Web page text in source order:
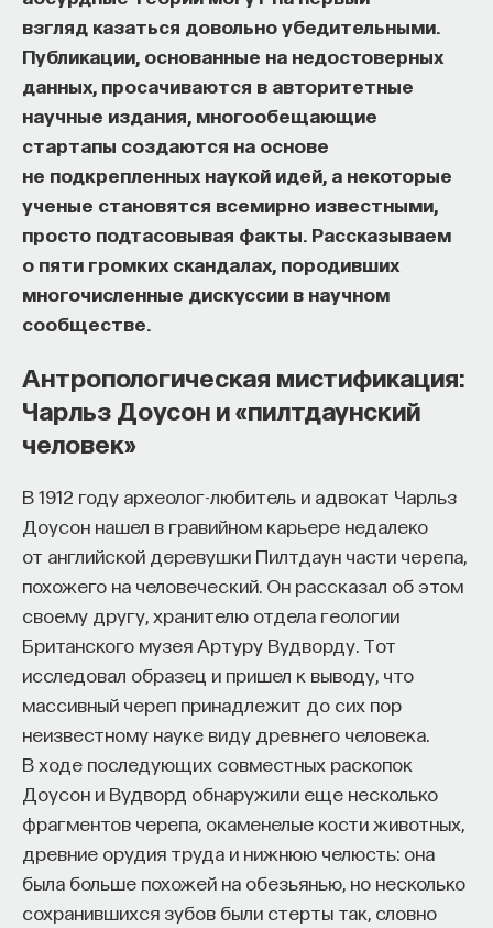
взгляд казаться довольно убедительными.
Публикации, основанные на недостоверных
данных, просачиваются в авторитетные
научные издания, многообещающие
стартапы создаются на основе
не подкрепленных наукой идей, а некоторые
ученые становятся всемирно известными,
просто подтасовывая факты. Рассказываем
о пяти громких скандалах, породивших
многочисленные дискуссии в научном
сообществе.
Антропологическая мистификация:
Чарльз Доусон и «пилтдаунский
человек»
В 1912 году археолог-любитель и адвокат Чарльз
Доусон нашел в гравийном карьере недалеко
от английской деревушки Пилтдаун части черепа,
похожего на человеческий. Он рассказал об этом
своему другу, хранителю отдела геологии
Британского музея Артуру Вудворду. Тот
исследовал образец и пришел к выводу, что
массивный череп принадлежит до сих пор
неизвестному науке виду древнего человека.
В ходе последующих совместных раскопок
Доусон и Вудворд обнаружили еще несколько
фрагментов черепа, окаменелые кости животных,
древние орудия труда и нижнюю челюсть: она
была больше похожей на обезьянью, но несколько
сохранившихся зубов были стерты так, словно
начала» .
Слушатели курса убедятся в том, что
философский поиск — это не только каскад
занимательных головоломок, но и набор
инструментов, жизненно необходимых для
современного человека.
Пройдя этот курс, вы:
мышления навыками: научитесь критически
и аргументированно доказывать свою точку
зрения.
— Узнаете, как философия отвечает
такое пространство и что такое время? Что
значит мыслить и что представляет собой наше
сознание? Реальна ли реальность и откуда
мы знаем то, что знаем? Существует ли в мире
свобода?
— Переосмыслите границы доверия
собственному знанию.
Автор курса:Диана Гаспарян — кандидат
философских наук, профессор Школы философии
и культурологии факультета гуманитарных наук
НИУ ВШЭ.
3/30/2022